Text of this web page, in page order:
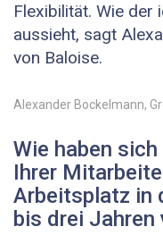
Flexibilität. Wie der
aussieht, sagt
von Baloise.
Alexander Bockelmann,
Wie haben
Ihrer
Arbeitsplatz in
bis drei Jahren